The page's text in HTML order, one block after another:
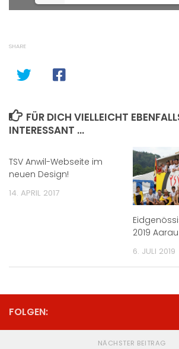
SHARE
FÜR DICH VIELLEICHT
INTERESSANT …
TSV Anwil-Webseite im
neuen Design!
14. APRIL 2017
2019 Aarau
6. JULI 2019
FOLGEN:
NÄCHSTER BEITRAG